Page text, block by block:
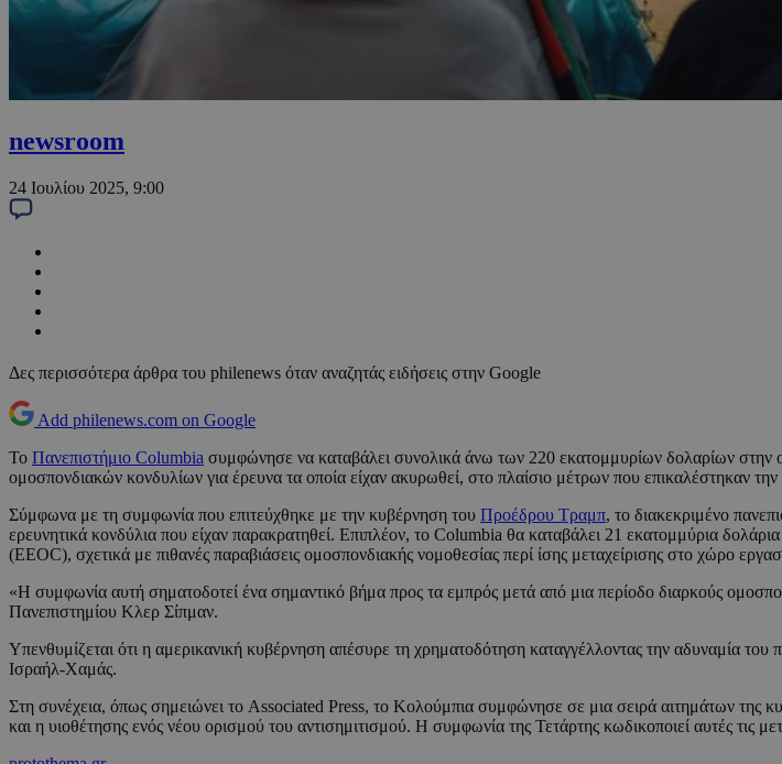
newsroom
24 Ιουλίου 2025, 9:00
Δες περισσότερα άρθρα του philenews όταν αναζητάς ειδήσεις στην Google
Add philenews.com on Google
Το Πανεπιστήμιο Columbia συμφώνησε να καταβάλει συνολικά άνω των 220 εκατομμυρίων δολαρίων στην
ομοσπονδιακών κονδυλίων για έρευνα τα οποία είχαν ακυρωθεί, στο πλαίσιο μέτρων που επικαλέστηκαν
Σύμφωνα με τη συμφωνία που επιτεύχθηκε με την κυβέρνηση του Προέδρου Τραμπ, το διακεκριμένο
ερευνητικά κονδύλια που είχαν παρακρατηθεί. Επιπλέον, το Columbia θα καταβάλει 21 εκατομμύρια
(EEOC), σχετικά με πιθανές παραβιάσεις ομοσπονδιακής νομοθεσίας περί ίσης μεταχείρισης στο χώρο
«Η συμφωνία αυτή σηματοδοτεί ένα σημαντικό βήμα προς τα εμπρός μετά από μια περίοδο διαρκούς
Πανεπιστημίου Κλερ Σίπμαν.
Υπενθυμίζεται ότι η αμερικανική κυβέρνηση απέσυρε τη χρηματοδότηση καταγγέλλοντας την αδυναμία του
Ισραήλ-Χαμάς.
Στη συνέχεια, όπως σημειώνει το Associated Press, το Κολούμπια συμφώνησε σε μια σειρά αιτημάτων της
και η υιοθέτησης ενός νέου ορισμού του αντισημιτισμού. Η συμφωνία της Τετάρτης κωδικοποιεί αυτές τις